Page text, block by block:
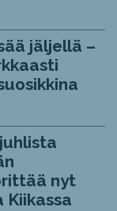
jäljellä –
nyt